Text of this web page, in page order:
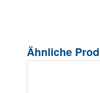
Produktgalerie
Ähnliche